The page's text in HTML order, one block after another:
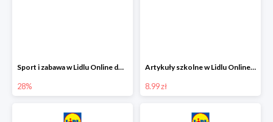
Sport i zabawa w Lidlu Online do -28%
28%
Artykuły szkolne w Lidlu Online od 8,99 zł
8.99 zł